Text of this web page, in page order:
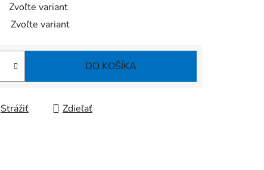
Zvoľte variant
Zvoľte variant
DO KOŠÍKA
Strážiť Zdieľať